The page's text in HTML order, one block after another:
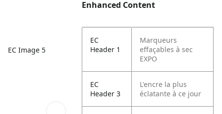
EC Image 5
Enhanced Content
EC
Header 1
Marqueurs
effaçables à sec
EXPO
EC
Header 3
L'encre la plus
éclatante à ce jour